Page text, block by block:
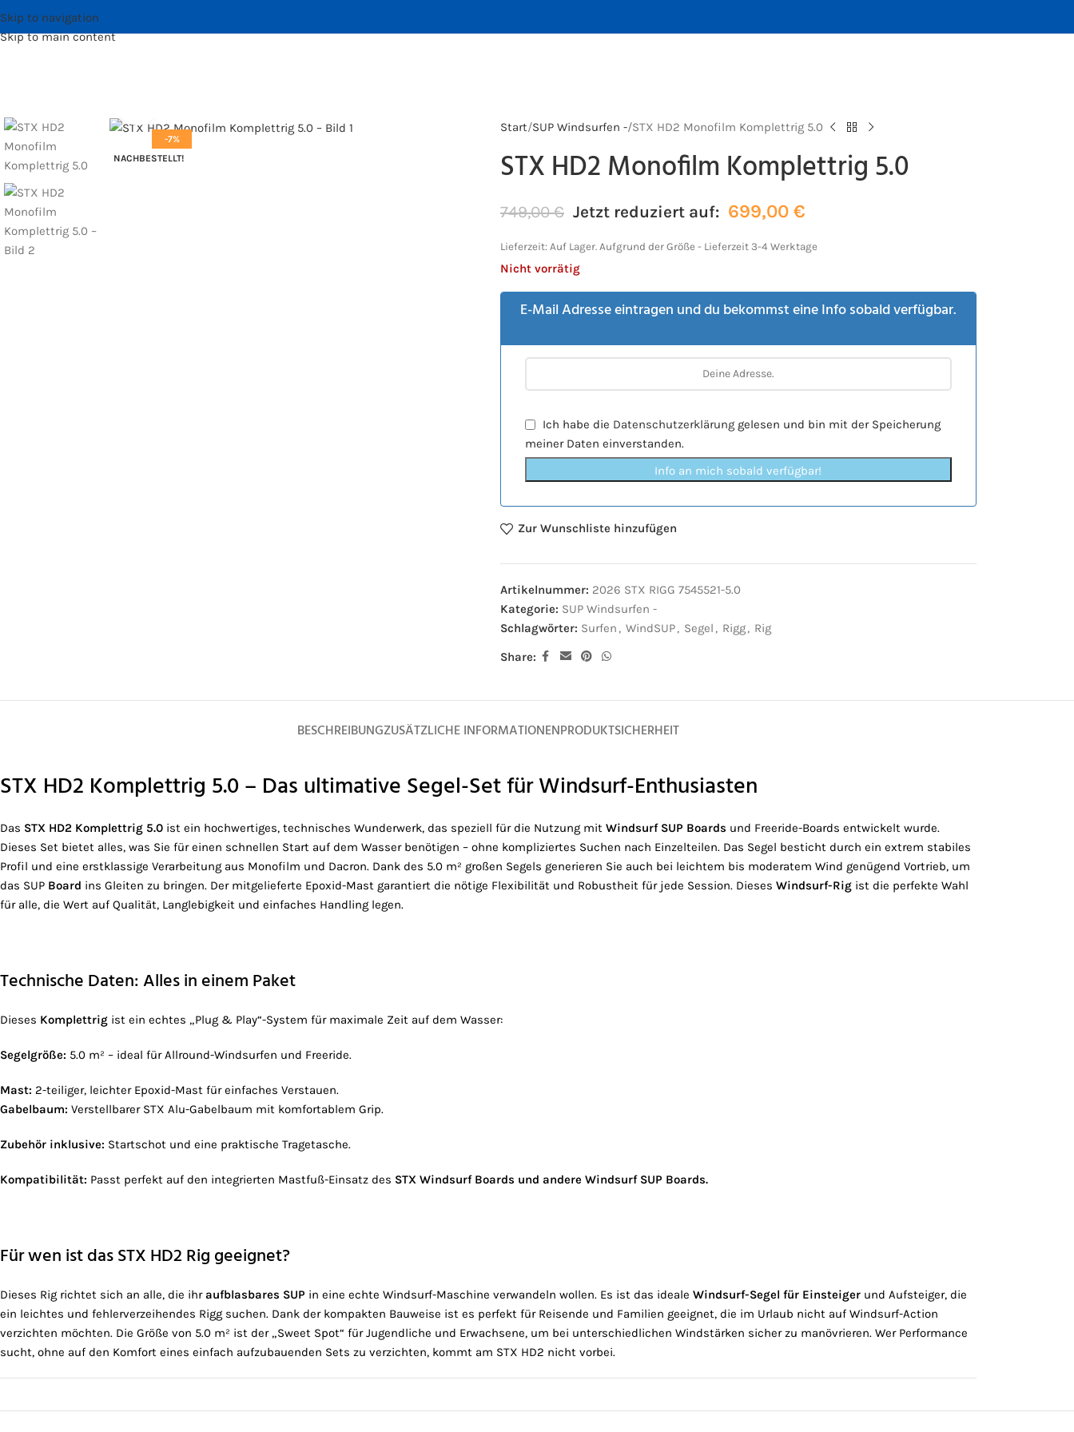
Skip to navigation
Skip to main content
-7%
NACHBESTELLT!
Start SUP Windsurfen - STX HD2 Monofilm Komplettrig 5.0
STX HD2 Monofilm Komplettrig 5.0
749,00€ Jetzt reduziert auf: 699,00 €
Lieferzeit: Auf Lager. Aufgrund der Größe - Lieferzeit 3-4 Werktage
Nicht vorrätig
E-Mail Adresse eintragen und du bekommst eine Info sobald verfügbar.
Ich habe die Datenschutzerklärunggelesen und bin mit der Speicherung
meiner Daten einverstanden.
Info an mich sobald verfügbar!
Zur Wunschliste hinzufügen
Artikelnummer: 2026 STX RIGG 7545521-5.0
Kategorie: SUP Windsurfen -
Schlagwörter: Surfen , WindSUP, Segel , Rigg, Rig
Share:
BESCHREIBUNGZUSÄTZLICHE INFORMATIONENPRODUKTSICHERHEIT
STX HD2 Komplettrig 5.0 – Das ultimative Segel-Set für Windsurf-Enthusiasten
Das STX HD2 Komplettrig 5.0 ist ein hochwertiges, technisches Wunderwerk, das speziell für die Nutzung mit Windsurf SUP Boards und Freeride-Boards entwickelt wurde.
Dieses Set bietet alles, was Sie für einen schnellen Start auf dem Wasser benötigen – ohne kompliziertes Suchen nach Einzelteilen. Das Segel besticht durch ein extrem stabiles
Profil und eine erstklassige Verarbeitung aus Monofilm und Dacron. Dank des 5.0 m² großen Segels generieren Sie auch bei leichtem bis moderatem Wind genügend Vortrieb, um
das SUP Board ins Gleiten zu bringen. Der mitgelieferte Epoxid-Mast garantiert die nötige Flexibilität und Robustheit für jede Session. Dieses Windsurf-Rig ist die perfekte Wahl
für alle, die Wert auf Qualität, Langlebigkeit und einfaches Handling legen.
Technische Daten: Alles in einem Paket
Dieses Komplettrig ist ein echtes „Plug & Play“-System für maximale Zeit auf dem Wasser:
Segelgröße: 5.0 m² – ideal für Allround-Windsurfen und Freeride.
Mast: 2-teiliger, leichter Epoxid-Mast für einfaches Verstauen.
Gabelbaum: Verstellbarer STX Alu-Gabelbaum mit komfortablem Grip.
Zubehör inklusive: Startschot und eine praktische Tragetasche.
Kompatibilität: Passt perfekt auf den integrierten Mastfuß-Einsatz des STX Windsurf Boards und andere Windsurf SUP Boards.
Für wen ist das STX HD2 Rig geeignet?
Dieses Rig richtet sich an alle, die ihr aufblasbares SUP in eine echte Windsurf-Maschine verwandeln wollen. Es ist das ideale Windsurf-Segel für Einsteiger und Aufsteiger, die
ein leichtes und fehlerverzeihendes Rigg suchen. Dank der kompakten Bauweise ist es perfekt für Reisende und Familien geeignet, die im Urlaub nicht auf Windsurf-Action
verzichten möchten. Die Größe von 5.0 m² ist der „Sweet Spot“ für Jugendliche und Erwachsene, um bei unterschiedlichen Windstärken sicher zu manövrieren. Wer Performance
sucht, ohne auf den Komfort eines einfach aufzubauenden Sets zu verzichten, kommt am STX HD2 nicht vorbei.